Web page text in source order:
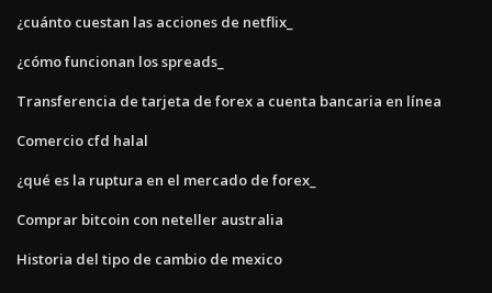
¿cuánto cuestan las acciones de netflix_
¿cómo funcionan los spreads_
Transferencia de tarjeta de forex a cuenta bancaria en línea
Comercio cfd halal
¿qué es la ruptura en el mercado de forex_
Comprar bitcoin con neteller australia
Historia del tipo de cambio de mexico